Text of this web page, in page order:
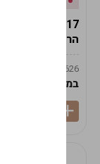
הרמס 19ס"מ -לבן נקי
9009492379626
במארז